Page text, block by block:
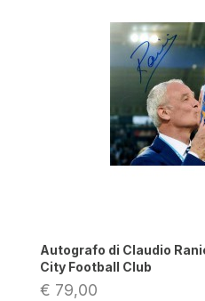
Autografo di Claudio
City Football Club
€ 79,00